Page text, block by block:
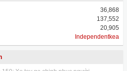
36,868
137,552
20,905
Independentkea